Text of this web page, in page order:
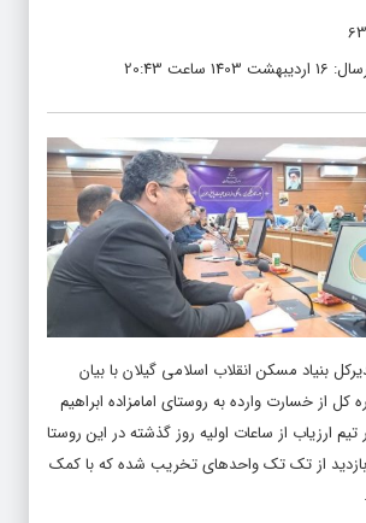
ساعت 20:43
بنیاد مسکن انقلاب اسلامی گیلان با بیان
کل از خسارت وارده به روستای امامزاده ابراهیم
ارزیاب از ساعات اولیه روز گذشته در این روستا
از تک تک واحدهای تخریب شده که با کمک